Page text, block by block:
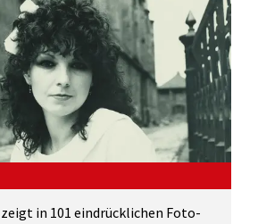
in 101 eindrück­lichen Foto­